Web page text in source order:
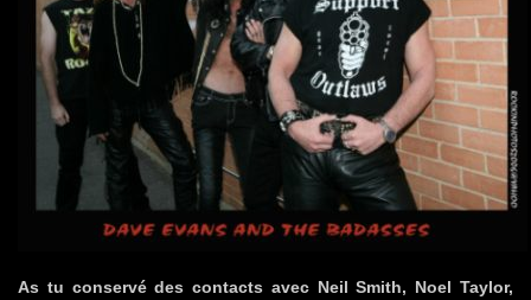
As tu conservé des contacts avec Neil Smith, Noel Taylor,